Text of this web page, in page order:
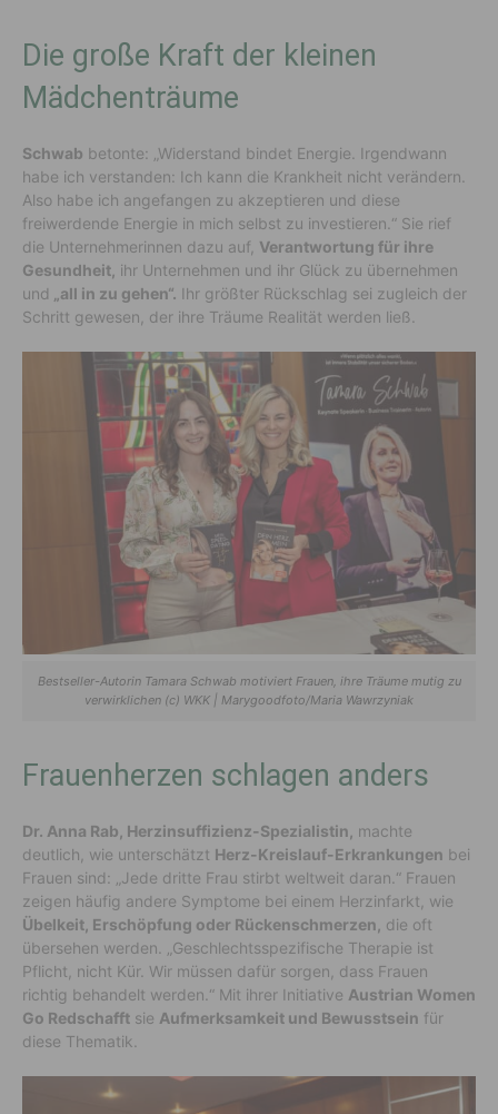
Die große Kraft der kleinen
Mädchenträume
Schwab betonte: „Widerstand bindet Energie. Irgendwann
habe ich verstanden: Ich kann die Krankheit nicht verändern.
Also habe ich angefangen zu akzeptieren und diese
freiwerdende Energie in mich selbst zu investieren.“ Sie rief
die Unternehmerinnen dazu auf, Verantwortung für ihre
Gesundheit, ihr Unternehmen und ihr Glück zu übernehmen
und
„all in zu gehen“. Ihr größter Rückschlag sei zugleich der
Schritt gewesen, der ihre Träume Realität werden ließ.
Bestseller-Autorin Tamara Schwab motiviert Frauen, ihre Träume mutig zu
verwirklichen (c) WKK | Marygoodfoto/Maria Wawrzyniak
Frauenherzen schlagen anders
Dr. Anna Rab, Herzinsuffizienz-Spezialistin, machte
deutlich, wie unterschätzt Herz-Kreislauf-Erkrankungen bei
Frauen sind: „Jede dritte Frau stirbt weltweit daran.“ Frauen
zeigen häufig andere Symptome bei einem Herzinfarkt, wie
Übelkeit, Erschöpfung oder Rückenschmerzen, die oft
übersehen werden. „Geschlechtsspezifische Therapie ist
Pflicht, nicht Kür. Wir müssen dafür sorgen, dass Frauen
richtig behandelt werden.“ Mit ihrer Initiative Austrian Women
Go Redschafft sie Aufmerksamkeit und Bewusstsein für
diese Thematik.